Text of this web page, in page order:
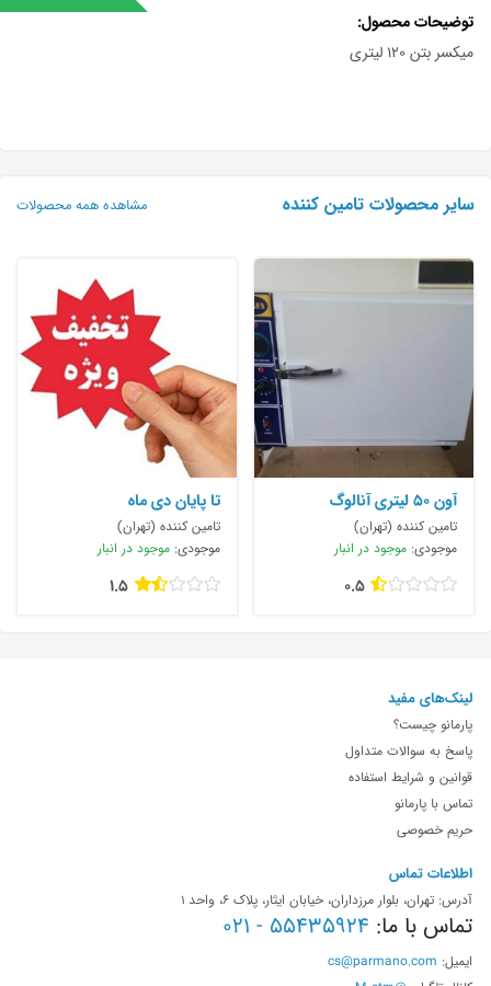
توضیحات محصول
میکسر بتن 120 لیتری
سایر محصولات تامین کننده مشاهده همه محصولات
آون 50 لیتری آنالوگ
تامین کننده (تهران)
موجودی: موجود در انبار
0.5
تا پایان دی ماه
تامین کننده (تهران)
موجودی: موجود در انبار
1.5
لینک‌های مفید
پارمانو چیست؟
پاسخ به سوالات متداول
قوانین و شرایط استفاده
تماس با پارمانو
حریم خصوصی
اطلاعات تماس
آدرس: تهران، بلوار مرزداران، خیابان ایثار، پلاک 6، واحد 1
تماس با ما: 55435924 - 021
ایمیل: cs@parmano.com